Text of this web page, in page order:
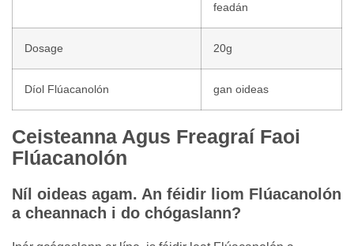
feadán
Dosage 20g
Díol Flúacanolón gan oideas
Ceisteanna Agus Freagraí Faoi
Flúacanolón
Níl oideas agam. An féidir liom Flúacanolón
a cheannach i do chógaslann?